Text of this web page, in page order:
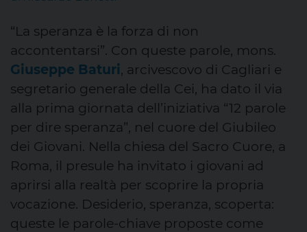
“La speranza è la forza di non
accontentarsi”. Con queste parole, mons.
Giuseppe Baturi, arcivescovo di Cagliari e
segretario generale della Cei, ha dato il via
alla prima giornata dell’iniziativa “12 parole
per dire speranza”, nel cuore del Giubileo
dei Giovani. Nella chiesa del Sacro Cuore, a
Roma, il presule ha invitato i giovani ad
aprirsi alla realtà per scoprire la propria
vocazione. Desiderio, speranza, scoperta:
queste le parole‑chiave proposte come